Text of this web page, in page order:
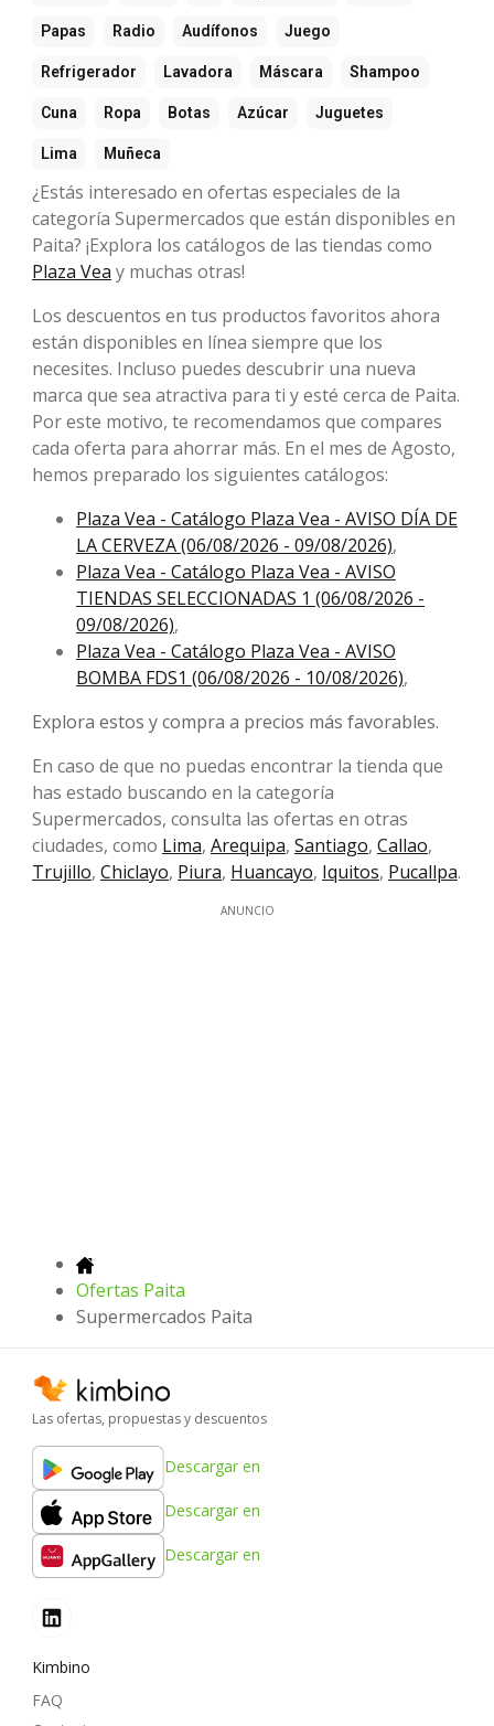
Papas Radio Audífonos Juego
Refrigerador Lavadora Máscara Shampoo
Cuna Ropa Botas Azúcar Juguetes
Lima Muñeca
¿Estás interesado en ofertas especiales de la
categoría Supermercados que están disponibles en
Paita? ¡Explora los catálogos de las tiendas como
Plaza Vea y muchas otras!
Los descuentos en tus productos favoritos ahora
están disponibles en línea siempre que los
necesites. Incluso puedes descubrir una nueva
marca que sea atractiva para ti y esté cerca de Paita.
Por este motivo, te recomendamos que compares
cada oferta para ahorrar más. En el mes de Agosto, ​​
hemos preparado los siguientes catálogos:
Plaza Vea - Catálogo Plaza Vea - AVISO DÍA DE
LA CERVEZA (06/08/2026 - 09/08/2026),
Plaza Vea - Catálogo Plaza Vea - AVISO
TIENDAS SELECCIONADAS 1 (06/08/2026 -
09/08/2026),
Plaza Vea - Catálogo Plaza Vea - AVISO
BOMBA FDS1 (06/08/2026 - 10/08/2026),
Explora estos y compra a precios más favorables.
En caso de que no puedas encontrar la tienda que
has estado buscando en la categoría
Supermercados, consulta las ofertas en otras
ciudades, como Lima, Arequipa, Santiago, Callao,
Trujillo, Chiclayo, Piura, Huancayo, Iquitos, Pucallpa.
ANUNCIO
Ofertas Paita
Supermercados Paita
Las ofertas, propuestas y descuentos
Descargar en
Descargar en
Descargar en
Kimbino
FAQ